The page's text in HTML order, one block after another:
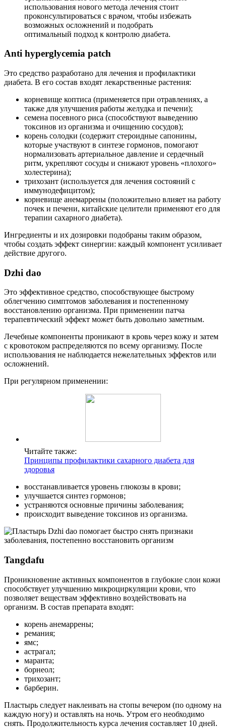
использования нового метода лечения стоит
проконсультироваться с врачом, чтобы избежать
возможных осложнений и подобрать
оптимальный подход к контролю диабета.
Anti hyperglycemia patch
Это средство разработано для лечения и профилактики
диабета. В его состав входят лекарственные растения:
корневище коптиса (применяется при отравлениях, а
также для улучшения работы желудка и печени);
семена посевного риса (способствуют выведению
токсинов из организма и очищению сосудов);
корень солодки (содержит стероидные сапонины,
которые участвуют в синтезе гормонов, помогают
нормализовать артериальное давление и сердечный
ритм, укрепляют сосуды и снижают уровень «плохого»
холестерина);
трихозант (используется для лечения состояний с
иммунодефицитом);
корневище анемаррены (положительно влияет на работу
почек и печени, китайские целители применяют его для
терапии сахарного диабета).
Ингредиенты и их дозировки подобраны таким образом,
чтобы создать эффект синергии: каждый компонент усиливает
действие другого.
Dzhi dao
Это эффективное средство, способствующее быстрому
облегчению симптомов заболевания и постепенному
восстановлению организма. При применении патча
терапевтический эффект может быть довольно заметным.
Лечебные компоненты проникают в кровь через кожу и затем
с кровотоком распределяются по всему организму. После
использования не наблюдается нежелательных эффектов или
осложнений.
При регулярном применении:
Читайте также:
Принципы профилактики сахарного диабета для
здоровья
восстанавливается уровень глюкозы в крови;
улучшается синтез гормонов;
устраняются основные причины заболевания;
происходит выведение токсинов из организма.
Tangdafu
Проникновение активных компонентов в глубокие слои кожи
способствует улучшению микроциркуляции крови, что
позволяет веществам эффективно воздействовать на
организм. В состав препарата входят:
корень анемаррены;
ремания;
ямс;
астрагал;
маранта;
борнеол;
трихозант;
барберин.
Пластырь следует наклеивать на стопы вечером (по одному на
каждую ногу) и оставлять на ночь. Утром его необходимо
снять. Продолжительность курса лечения составляет 10 дней.